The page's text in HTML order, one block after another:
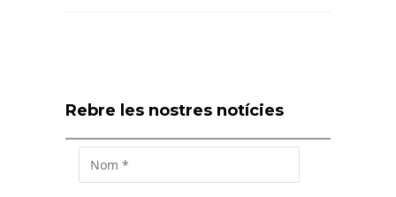
Rebre les nostres notícies